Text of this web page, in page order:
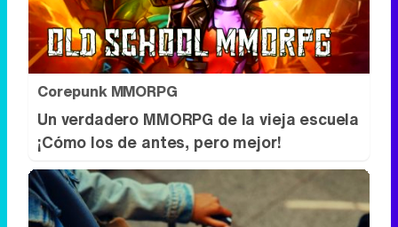
¡Cómo los de antes, pero mejor!